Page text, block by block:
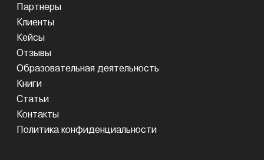
Партнеры
Клиенты
Кейсы
Отзывы
Образовательная деятельность
Книги
Статьи
Контакты
Политика конфиденциальности